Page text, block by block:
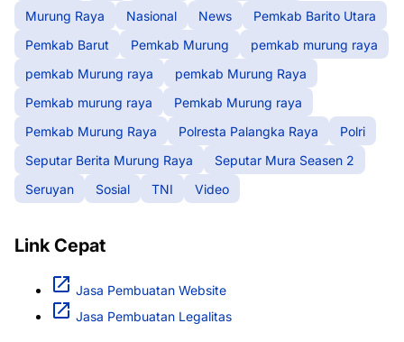
Murung Raya
Nasional News
Pemkab Barito Utara
Pemkab Barut
Pemkab Murung
pemkab murung raya
pemkab Murung raya
pemkab Murung Raya
Pemkab murung raya
Pemkab Murung raya
Pemkab Murung Raya
Polresta Palangka Raya
Polri
Seputar Berita Murung Raya
Seputar Mura Seasen 2
Seruyan
Sosial TNI Video
Link Cepat
Jasa Pembuatan Website
Jasa Pembuatan Legalitas